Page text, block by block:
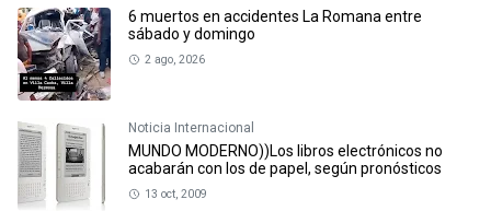
6 muertos en accidentes La Romana entre
sábado y domingo
2 ago, 2026
Noticia Internacional
MUNDO MODERNO))Los libros electrónicos no
acabarán con los de papel, según pronósticos
13 oct, 2009